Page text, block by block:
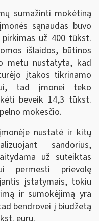
sumažinti mokėtiną
sąnaudas buvo
už 400 tūkst.
išlaidos, būtinos
metu nustatyta, kad
įtakos tikrinamo
tad įmonei teko
beveik 14,3 tūkst.
mokesčio.
nustatė ir kitų
sandorius,
už suteiktas
permesti prievolę
įstatymais, tokiu
ir sumokėjimą yra
bendrovei į biudžetą
eurų.